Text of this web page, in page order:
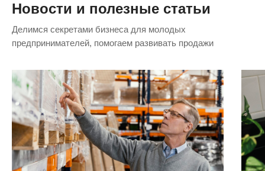
Новости и полезные статьи
Делимся секретами бизнеса для молодых
предпринимателей, помогаем развивать продажи